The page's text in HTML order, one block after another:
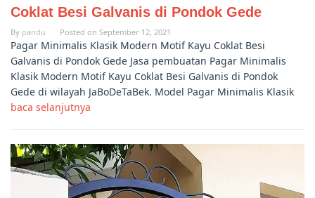
Coklat Besi Galvanis di Pondok Gede
By pandu Posted on September 12, 2021
Pagar Minimalis Klasik Modern Motif Kayu Coklat Besi
Galvanis di Pondok Gede Jasa pembuatan Pagar Minimalis
Klasik Modern Motif Kayu Coklat Besi Galvanis di Pondok
Gede di wilayah JaBoDeTaBek. Model Pagar Minimalis Klasik
baca selanjutnya